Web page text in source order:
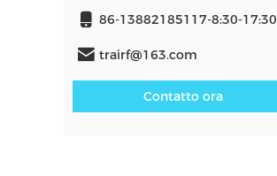
86-13882185117-8:30-17:30
trairf@163.com
Contatto ora